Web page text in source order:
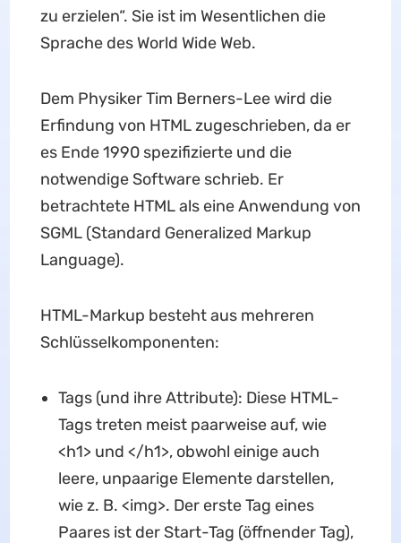
zu erzielen“. Sie ist im Wesentlichen die
Sprache des World Wide Web.
Dem Physiker Tim Berners-Lee wird die
Erfindung von HTML zugeschrieben, da er
es Ende 1990 spezifizierte und die
notwendige Software schrieb. Er
betrachtete HTML als eine Anwendung von
SGML (Standard Generalized Markup
Language).
HTML-Markup besteht aus mehreren
Schlüsselkomponenten:
Tags (und ihre Attribute): Diese HTML-
Tags treten meist paarweise auf, wie
<h1> und </h1>, obwohl einige auch
leere, unpaarige Elemente darstellen,
wie z. B. <img>. Der erste Tag eines
Paares ist der Start-Tag (öffnender Tag),